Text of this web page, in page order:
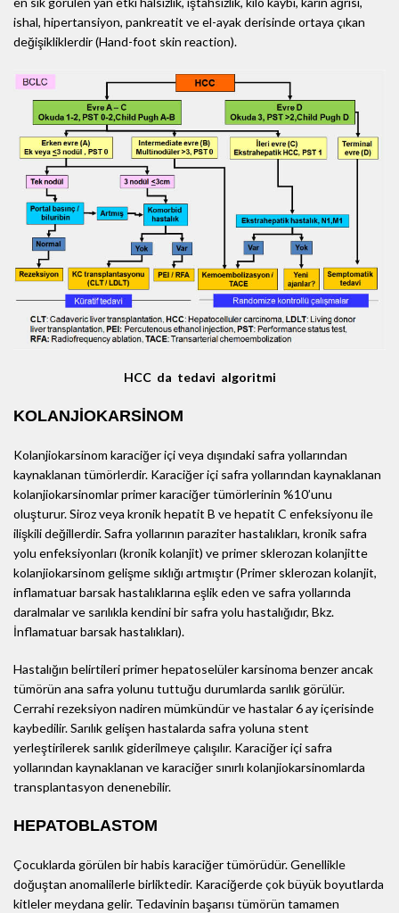
ishal, hipertansiyon, pankreatit ve el-ayak derisinde ortaya çıkan
değişikliklerdir (Hand-foot skin reaction).
HCC da tedavi algoritmi
KOLANJİOKARSİNOM
Kolanjiokarsinom karaciğer içi veya dışındaki safra yollarından
kaynaklanan tümörlerdir. Karaciğer içi safra yollarından kaynaklanan
kolanjiokarsinomlar primer karaciğer tümörlerinin %10’unu
oluşturur. Siroz veya kronik hepatit B ve hepatit C enfeksiyonu ile
ilişkili değillerdir. Safra yollarının paraziter hastalıkları, kronik safra
yolu enfeksiyonları (kronik kolanjit) ve primer sklerozan kolanjitte
kolanjiokarsinom gelişme sıklığı artmıştır (Primer sklerozan kolanjit,
inflamatuar barsak hastalıklarına eşlik eden ve safra yollarında
daralmalar ve sarılıkla kendini bir safra yolu hastalığıdır, Bkz.
İnflamatuar barsak hastalıkları).
Hastalığın belirtileri primer hepatoselüler karsinoma benzer ancak
tümörün ana safra yolunu tuttuğu durumlarda sarılık görülür.
Cerrahi rezeksiyon nadiren mümkündür ve hastalar 6 ay içerisinde
kaybedilir. Sarılık gelişen hastalarda safra yoluna stent
yerleştirilerek sarılık giderilmeye çalışılır. Karaciğer içi safra
yollarından kaynaklanan ve karaciğer sınırlı kolanjiokarsinomlarda
transplantasyon denenebilir.
HEPATOBLASTOM
Çocuklarda görülen bir habis karaciğer tümörüdür. Genellikle
doğuştan anomalilerle birliktedir. Karaciğerde çok büyük boyutlarda
kitleler meydana gelir. Tedavinin başarısı tümörün tamamen